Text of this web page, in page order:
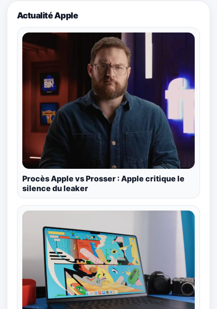
Actualité Apple
Procès Apple vs Prosser : Apple critique le
silence du leaker